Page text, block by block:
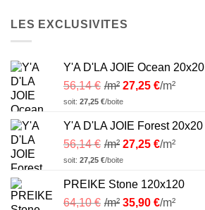
LES EXCLUSIVITES
Y'A D'LA JOIE Ocean 20x20
56,14€ /m² 27,25 €/m²
soit: 27,25 €/boite
Y'A D'LA JOIE Forest 20x20
56,14€ /m² 27,25 €/m²
soit: 27,25 €/boite
PREIKE Stone 120x120
64,10€ /m² 35,90 €/m²